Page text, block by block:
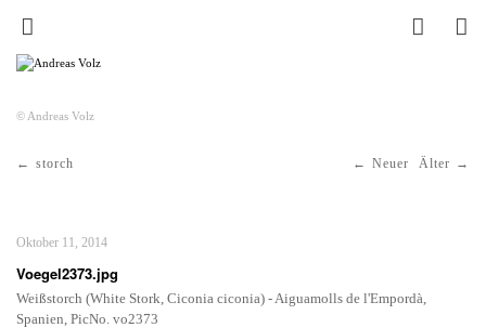
© Andreas Volz
Neuer Älter
storch
Oktober 11, 2014
Voegel2373.jpg
Weißstorch (White Stork, Ciconia ciconia) - Aiguamolls de l'Empordà,
Spanien, PicNo. vo2373